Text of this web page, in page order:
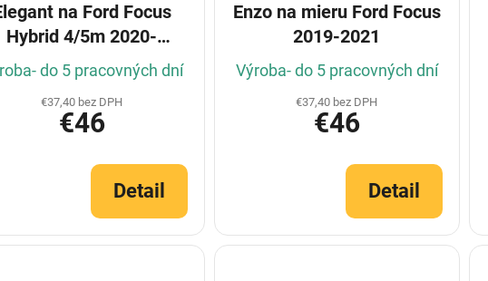
na Ford Focus
Hybrid 4/5m 2020-
(Konfigurátor)
do 5 pracovných dní
€37,40 bez DPH
€46
Detail
Enzo na mieru Ford Focus
2019-2021
Výroba- do 5 pracovných dní
€37,40 bez DPH
€46
Detail